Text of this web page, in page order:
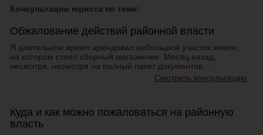
Консультации юриста по теме:
Обжалование действий районной власти
Я длительное время арендовал небольшой участок земли,
на котором стоял сборный магазинчик. Месяц назад,
несмотря, несмотря на полный пакет документов,...
Смотреть консультацию
Куда и как можно пожаловаться на районную
власть